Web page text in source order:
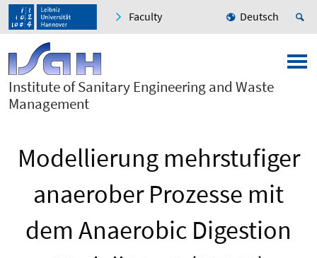
Faculty Deutsch
Institute of Sanitary Engineering and Waste
Management
Modellierung mehrstufiger
anaerober Prozesse mit
dem Anaerobic Digestion